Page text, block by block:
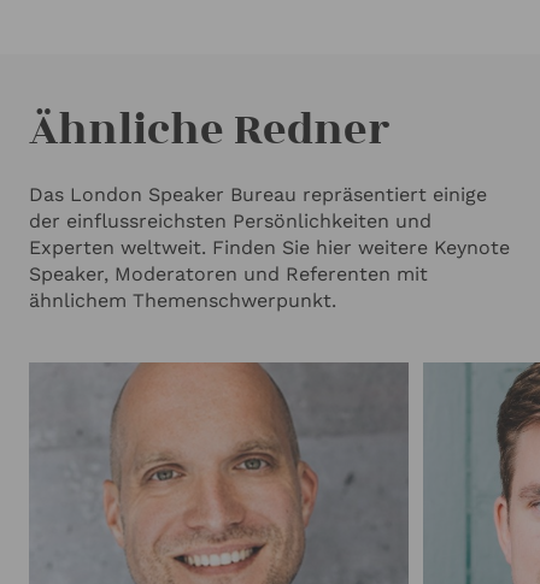
Ähnliche Redner
Das London Speaker Bureau repräsentiert einige
der einflussreichsten Persönlichkeiten und
Experten weltweit. Finden Sie hier weitere Keynote
Speaker, Moderatoren und Referenten mit
ähnlichem Themenschwerpunkt.